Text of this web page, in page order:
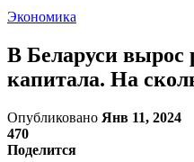
Экономика
В Беларуси вырос
капитала. На
Опубликовано Янв 11, 2024
470
Поделится